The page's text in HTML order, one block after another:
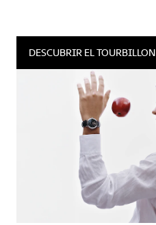
DESCUBRIR EL TOURBILLON